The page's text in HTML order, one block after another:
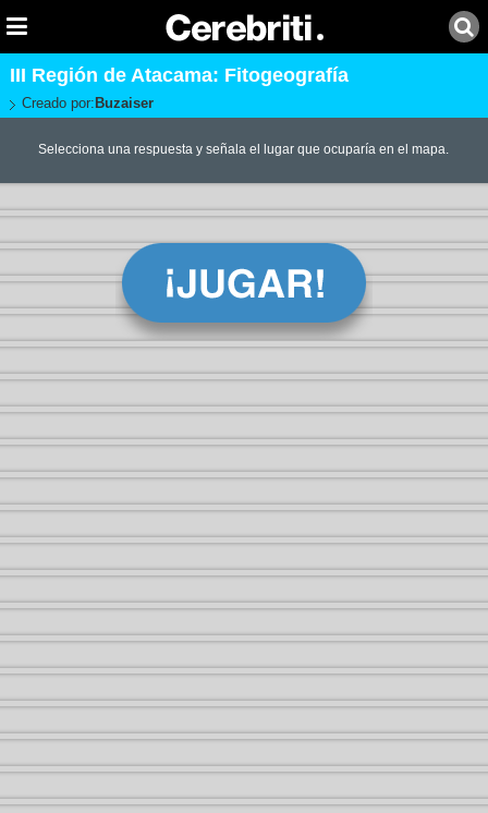
III Región de Atacama: Fitogeografía
Creado por: Buzaiser
Selecciona una respuesta y señala el lugar que ocuparía en el mapa.